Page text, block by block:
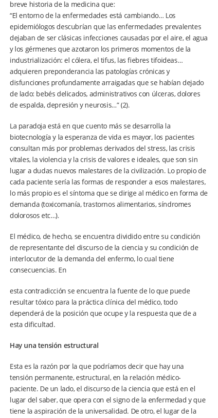
breve historia de la medicina que:
“El entorno de la enfermedades está cambiando… Los
epidemiólogos descubrían que las enfermedades prevalentes
dejaban de ser clásicas infecciones causadas por el aire, el agua
y los gérmenes que azotaron los primeros momentos de la
industrialización: el cólera, el tifus, las fiebres tifoideas…
adquieren preponderancia las patologías crónicas y
disfunciones profundamente arraigadas que se habían dejado
de lado: bebés delicados, administrativos con úlceras, dolores
de espalda, depresión y neurosis…” (2).
La paradoja está en que cuento más se desarrolla la
biotecnología y la esperanza de vida es mayor, los pacientes
consultan más por problemas derivados del stress, las crisis
vitales, la violencia y la crisis de valores e ideales, que son sin
lugar a dudas nuevos malestares de la civilización. Lo propio de
cada paciente sería las formas de responder a esos malestares,
lo más propio es el síntoma que se dirige al médico en forma de
demanda (toxicomanía, trastornos alimentarios, síndromes
dolorosos etc…).
El médico, de hecho, se encuentra dividido entre su condición
de representante del discurso de la ciencia y su condición de
interlocutor de la demanda del enfermo, lo cual tiene
consecuencias. En
esta contradicción se encuentra la fuente de lo que puede
resultar tóxico para la práctica clínica del médico, todo
dependerá de la posición que ocupe y la respuesta que de a
esta dificultad.
Hay una tensión estructural
Esta es la razón por la que podríamos decir que hay una
tensión permanente, estructural, en la relación médico-
paciente. De un lado, el discurso de la ciencia que está en el
lugar del saber, que opera con el signo de la enfermedad y que
tiene la aspiración de la universalidad. De otro, el lugar de la